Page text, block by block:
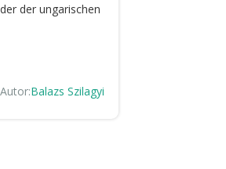
der ungarischen
Autor:Balazs Szilagyi